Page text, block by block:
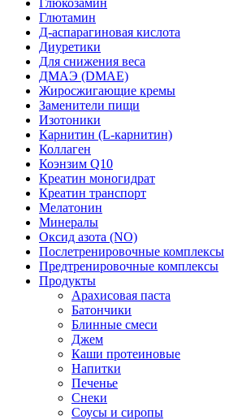
Глюкозамин
Глютамин
Д-аспарагиновая кислота
Диуретики
Для снижения веса
ДМАЭ (DMAE)
Жиросжигающие кремы
Заменители пищи
Изотоники
Карнитин (L-карнитин)
Коллаген
Коэнзим Q10
Креатин моногидрат
Креатин транспорт
Мелатонин
Минералы
Оксид азота (NO)
Послетренировочные комплексы
Предтренировочные комплексы
Продукты
Арахисовая паста
Батончики
Блинные смеси
Джем
Каши протеиновые
Напитки
Печенье
Снеки
Соусы и сиропы